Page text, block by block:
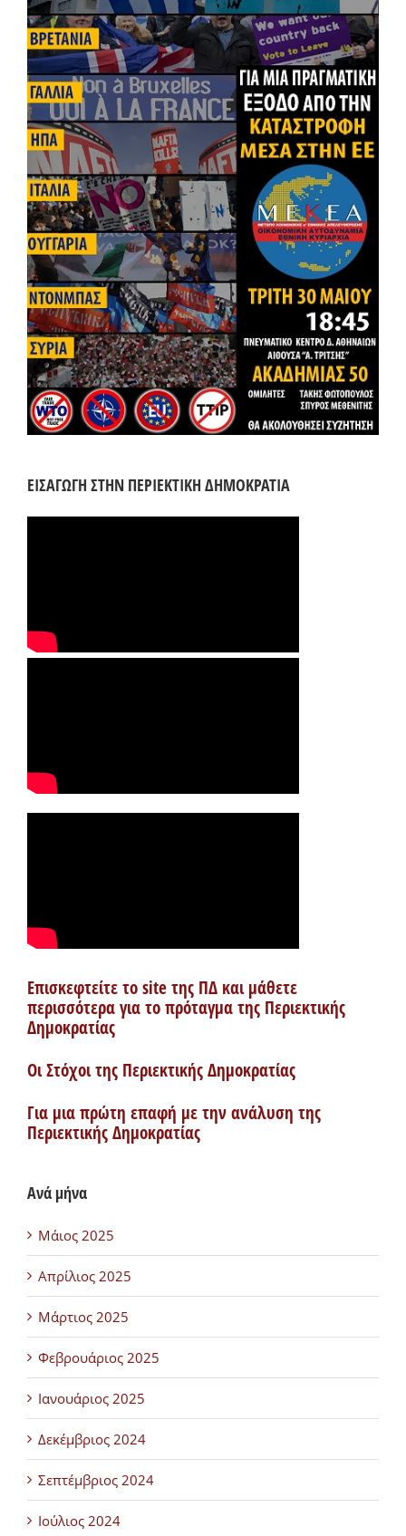
ΕΙΣΑΓΩΓΗ ΣΤΗΝ ΠΕΡΙΕΚΤΙΚΗ ΔΗΜΟΚΡΑΤΙΑ
Επισκεφτείτε το site της ΠΔ και μάθετε
περισσότερα για το πρόταγμα της Περιεκτικής
Δημοκρατίας
Οι Στόχοι της Περιεκτικής Δημοκρατίας
Για μια πρώτη επαφή με την ανάλυση της
Περιεκτικής Δημοκρατίας
Ανά μήνα
Μάιος 2025
Απρίλιος 2025
Μάρτιος 2025
Φεβρουάριος 2025
Ιανουάριος 2025
Δεκέμβριος 2024
Σεπτέμβριος 2024
Ιούλιος 2024